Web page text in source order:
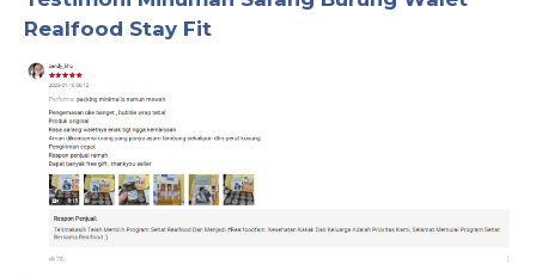
Realfood Stay Fit